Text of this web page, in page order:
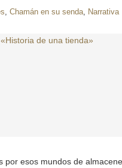
, Chamán en su senda, Narrativa
por esos mundos de